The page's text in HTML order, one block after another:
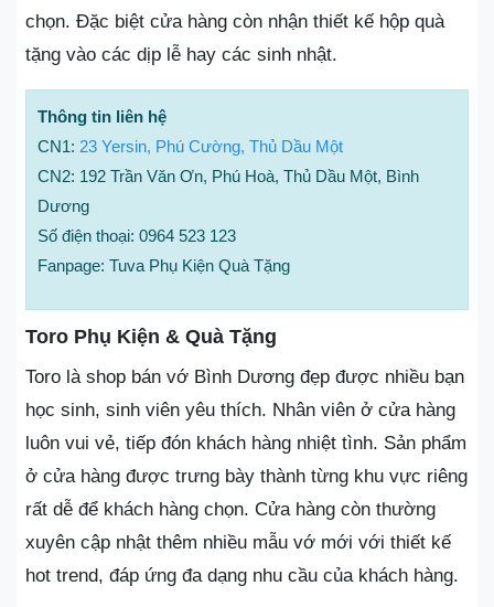
chọn. Đặc biệt cửa hàng còn nhận thiết kế hộp quà
tặng vào các dịp lễ hay các sinh nhật.
Thông tin liên hệ
CN1: 23 Yersin, Phú Cường, Thủ Dầu Một
CN2: 192 Trần Văn Ơn, Phú Hoà, Thủ Dầu Một, Bình
Dương
Số điện thoại: 0964 523 123
Fanpage: Tuva Phụ Kiện Quà Tặng
Toro Phụ Kiện & Quà Tặng
Toro là shop bán vớ Bình Dương đẹp được nhiều bạn
học sinh, sinh viên yêu thích. Nhân viên ở cửa hàng
luôn vui vẻ, tiếp đón khách hàng nhiệt tình. Sản phẩm
ở cửa hàng được trưng bày thành từng khu vực riêng
rất dễ để khách hàng chọn. Cửa hàng còn thường
xuyên cập nhật thêm nhiều mẫu vớ mới với thiết kế
hot trend, đáp ứng đa dạng nhu cầu của khách hàng.